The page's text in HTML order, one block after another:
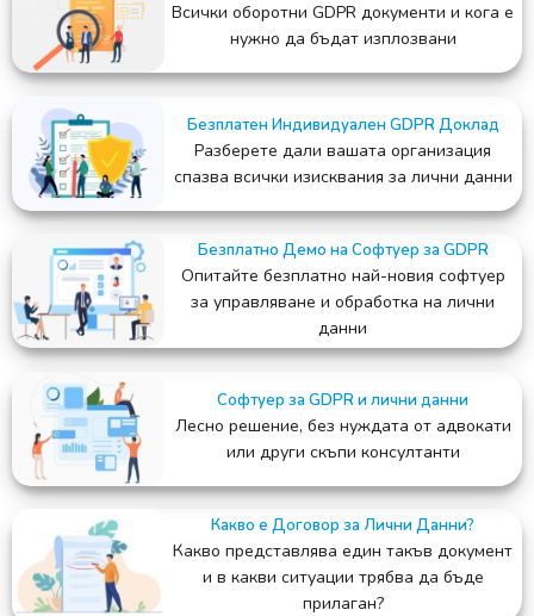
Всички оборотни GDPR документи и кога е
нужно да бъдат изплозвани
Безплатен Индивидуален GDPR Доклад
Разберете дали вашата организация
спазва всички изисквания за лични данни
Безплатно Демо на Софтуер за GDPR
Опитайте безплатно най-новия софтуер
за управляване и обработка на лични
данни
Софтуер за GDPR и лични данни
Лесно решение, без нуждата от адвокати
или други скъпи консултанти
Какво е Договор за Лични Данни?
Какво представлява един такъв документ
и в какви ситуации трябва да бъде
прилаган?